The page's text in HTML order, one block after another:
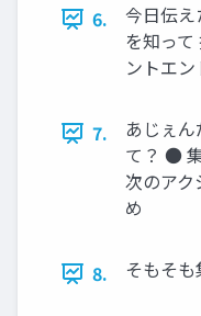
6.
今日伝
を知っ
ントエ
7.
あじぇ
て？ ●
次のア
め
8. そもそも